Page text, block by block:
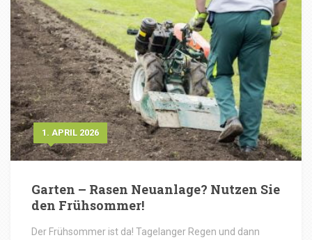
1. APRIL 2026
Garten – Rasen Neuanlage? Nutzen Sie
den Frühsommer!
Der Frühsommer ist da! Tagelanger Regen und dann